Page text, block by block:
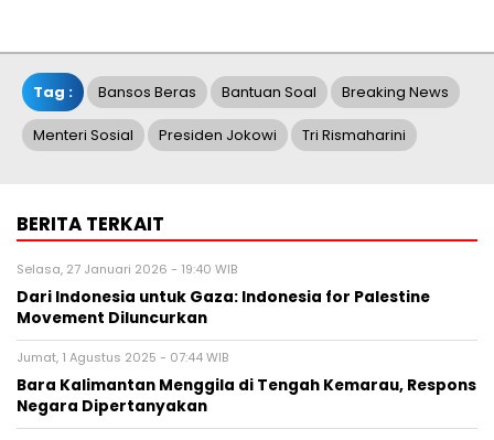
Tag : Bansos Beras Bantuan Soal Breaking News
Menteri Sosial Presiden Jokowi Tri Rismaharini
BERITA TERKAIT
Selasa, 27 Januari 2026 - 19:40 WIB
Dari Indonesia untuk Gaza: Indonesia for Palestine
Movement Diluncurkan
Jumat, 1 Agustus 2025 - 07:44 WIB
Bara Kalimantan Menggila di Tengah Kemarau, Respons
Negara Dipertanyakan